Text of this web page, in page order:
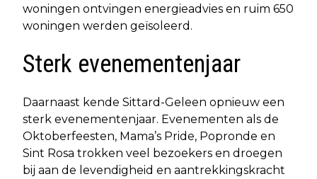
woningen ontvingen energieadvies en ruim 650
woningen werden geïsoleerd.
Sterk evenementenjaar
Daarnaast kende Sittard-Geleen opnieuw een
sterk evenementenjaar. Evenementen als de
Oktoberfeesten, Mama’s Pride, Popronde en
Sint Rosa trokken veel bezoekers en droegen
bij aan de levendigheid en aantrekkingskracht